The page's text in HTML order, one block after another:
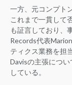
一方、元コンプト
これまで一貫して
も証言しており、
Records代表
ティクス業務を担
Davisの主張につ
している。